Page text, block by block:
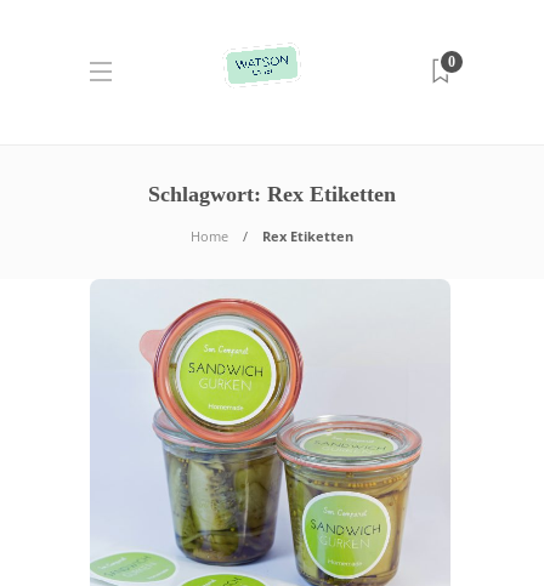
0
Schlagwort: Rex Etiketten
Home Rex Etiketten